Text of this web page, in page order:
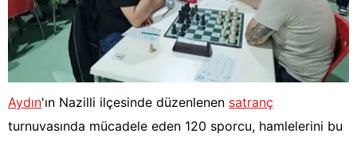
Aydın'ın Nazilli ilçesinde düzenlenen satranç
turnuvasında mücadele eden 120 sporcu, hamlelerini bu